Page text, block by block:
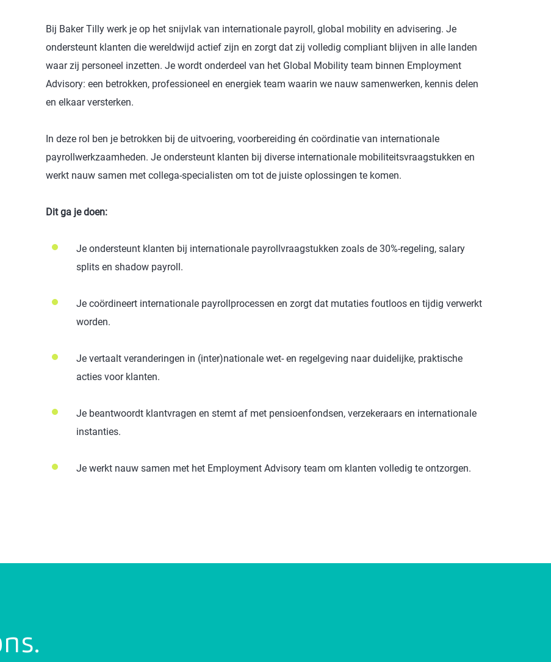
Bij Baker Tilly werk je op het snijvlak van internationale payroll, global mobility en advisering. Je
ondersteunt klanten die wereldwijd actief zijn en zorgt dat zij volledig compliant blijven in alle landen
waar zij personeel inzetten. Je wordt onderdeel van het Global Mobility team binnen Employment
Advisory: een betrokken, professioneel en energiek team waarin we nauw samenwerken, kennis delen
en elkaar versterken.
In deze rol ben je betrokken bij de uitvoering, voorbereiding én coördinatie van internationale
payrollwerkzaamheden. Je ondersteunt klanten bij diverse internationale mobiliteitsvraagstukken en
werkt nauw samen met collega‑specialisten om tot de juiste oplossingen te komen.
Dit ga je doen:
Je ondersteunt klanten bij internationale payrollvraagstukken zoals de 30%-regeling, salary
splits en shadow payroll.
Je coördineert internationale payrollprocessen en zorgt dat mutaties foutloos en tijdig verwerkt
worden.
Je vertaalt veranderingen in (inter)nationale wet‑ en regelgeving naar duidelijke, praktische
acties voor klanten.
Je beantwoordt klantvragen en stemt af met pensioenfondsen, verzekeraars en internationale
instanties.
Je werkt nauw samen met het Employment Advisory team om klanten volledig te ontzorgen.